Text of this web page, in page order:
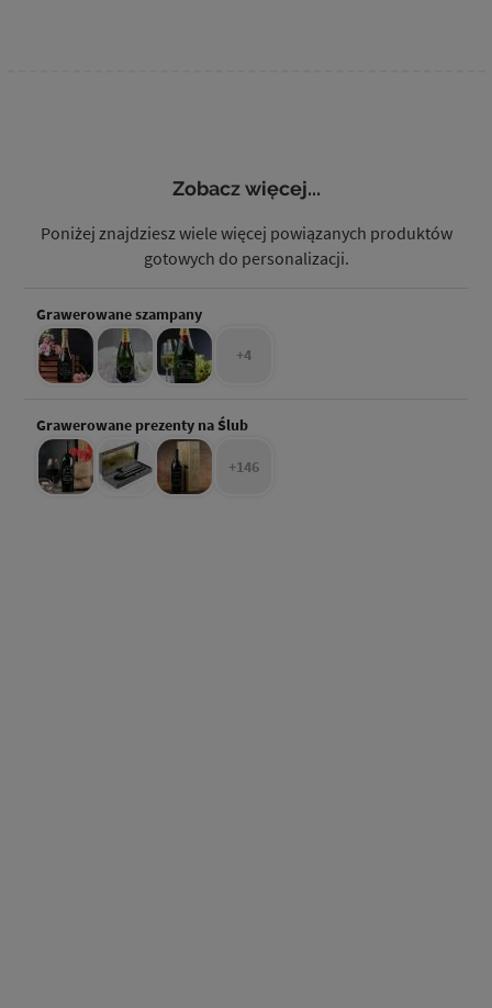
Zobacz więcej...
Poniżej znajdziesz wiele więcej powiązanych produktów
gotowych do personalizacji.
Grawerowane szampany
+4
Grawerowane prezenty na Ślub
+146